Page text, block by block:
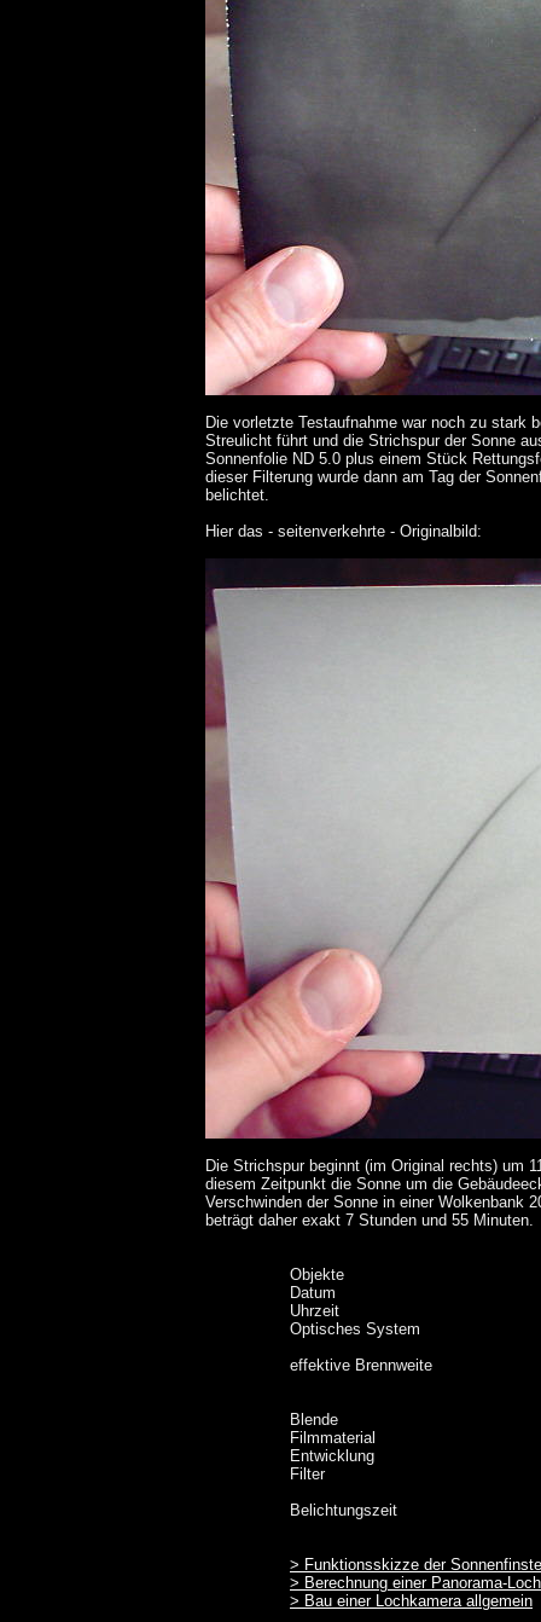
Die vorletzte Testaufnahme war noch zu stark
Streulicht führt und die Strichspur der Sonne
Sonnenfolie ND 5.0 plus einem Stück
dieser Filterung wurde dann am Tag der
belichtet.
Hier das - seitenverkehrte - Originalbild:
Die Strichspur beginnt (im Original rechts) um
diesem Zeitpunkt die Sonne um die
Verschwinden der Sonne in einer Wolkenbank
beträgt daher exakt 7 Stunden und 55 Minuten.
Objekte
Datum
Uhrzeit
Optisches System
effektive Brennweite
Blende
Filmmaterial
Entwicklung
Filter
Belichtungszeit
> Funktionsskizze der
> Berechnung einer Panorama-
> Bau einer Lochkamera allgemein